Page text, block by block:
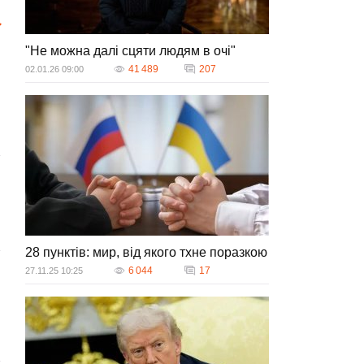
"Не можна далі сцяти людям в очі"
02.01.26 09:00 41 489 207
28 пунктів: мир, від якого тхне поразкою
27.11.25 10:25 6 044 17